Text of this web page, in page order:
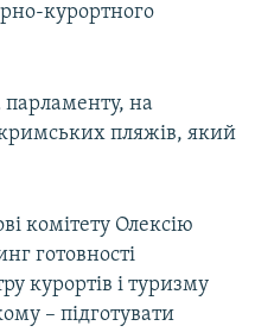
курортного
на
кримських пляжів, який
комітету Олексію
готовності
курортів і туризму
– підготувати